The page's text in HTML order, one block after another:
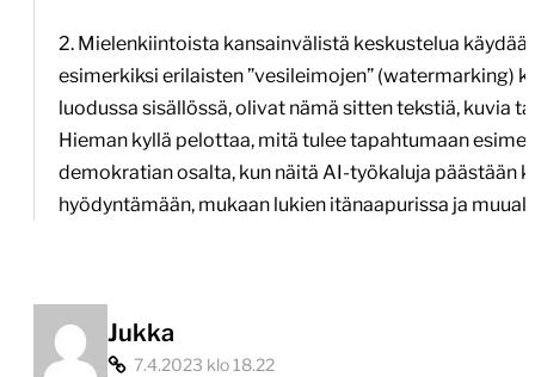
2. Mielenkiintoista kansainvälistä keskustelua
esimerkiksi erilaisten ”vesileimojen” (watermarking)
luodussa sisällössä, olivat nämä sitten tekstiä, kuvia
Hieman kyllä pelottaa, mitä tulee tapahtumaan
demokratian osalta, kun näitä AI-työkaluja päästään
hyödyntämään, mukaan lukien itänaapurissa ja
Jukka
7.4.2023 klo 18.22